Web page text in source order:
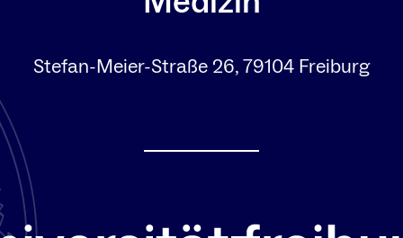
Stefan-Meier-Straße 26, 79104 Freiburg